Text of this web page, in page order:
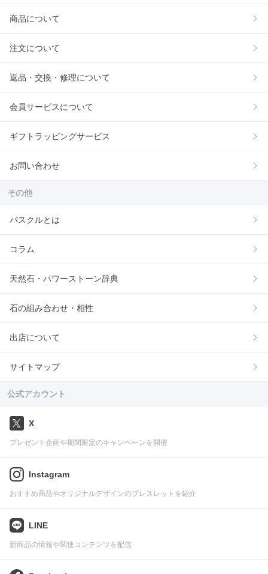
商品について
注文について
返品・交換・修理について
会員サービスについて
ギフトラッピングサービス
お問い合わせ
その他
パスクルとは
コラム
天然石・パワーストーン辞典
石の組み合わせ・相性
出店について
サイトマップ
公式アカウント
X
プレゼント企画や期間限定のキャンペーンを開催
Instagram
おすすめ商品やオリジナルデザインのブレスレットを紹介
LINE
新商品の情報や関連コンテンツを配信